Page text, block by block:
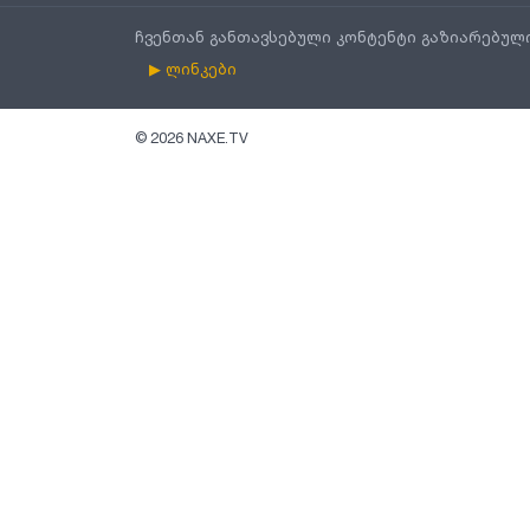
ჩვენთან განთავსებული კონტენტი
▶ ლინკები
© 2026 NAXE.TV